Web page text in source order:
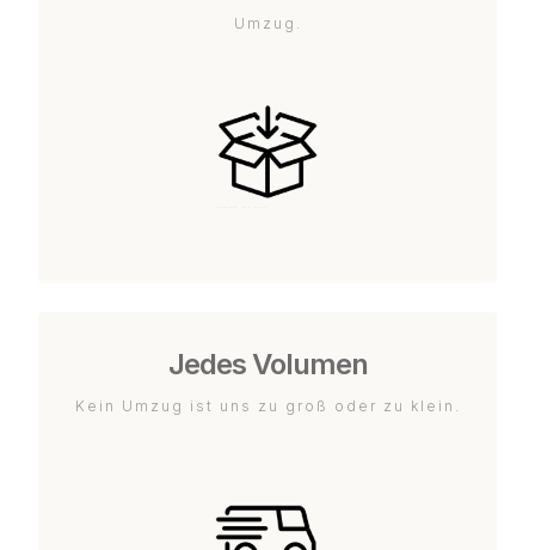
Umzug.
Jedes Volumen
Kein Umzug ist uns zu groß oder zu klein.